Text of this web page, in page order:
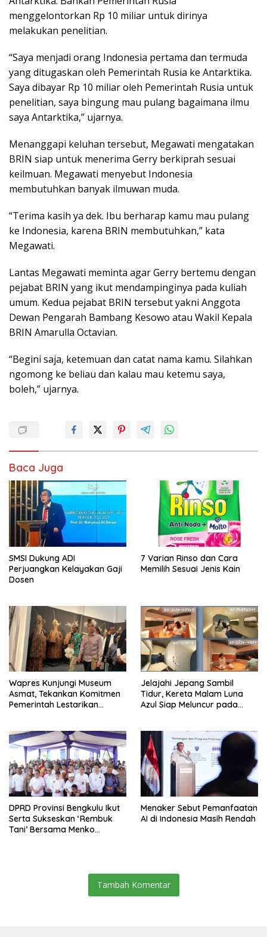
menggelontorkan Rp 10 miliar untuk dirinya
melakukan penelitian.
“Saya menjadi orang Indonesia pertama dan termuda
yang ditugaskan oleh Pemerintah Rusia ke Antarktika.
Saya dibayar Rp 10 miliar oleh Pemerintah Rusia untuk
penelitian, saya bingung mau pulang bagaimana ilmu
saya Antarktika,” ujarnya.
Menanggapi keluhan tersebut, Megawati mengatakan
BRIN siap untuk menerima Gerry berkiprah sesuai
keilmuan. Megawati menyebut Indonesia
membutuhkan banyak ilmuwan muda.
“Terima kasih ya dek. Ibu berharap kamu mau pulang
ke Indonesia, karena BRIN membutuhkan,” kata
Megawati.
Lantas Megawati meminta agar Gerry bertemu dengan
pejabat BRIN yang ikut mendampinginya pada kuliah
umum. Kedua pejabat BRIN tersebut yakni Anggota
Dewan Pengarah Bambang Kesowo atau Wakil Kepala
BRIN Amarulla Octavian.
“Begini saja, ketemuan dan catat nama kamu. Silahkan
ngomong ke beliau dan kalau mau ketemu saya,
boleh,” ujarnya.
Baca Juga
SMSI Dukung ADI
Perjuangkan Kelayakan Gaji
Dosen
7 Varian Rinso dan Cara
Memilih Sesuai Jenis Kain
Wapres Kunjungi Museum
Asmat, Tekankan Komitmen
Pemerintah Lestarikan
Jelajahi Jepang Sambil
Tidur, Kereta Malam Luna
Azul Siap Meluncur pada
DPRD Provinsi Bengkulu Ikut
Serta Sukseskan ‘Rembuk
Tani’ Bersama Menko
Menaker Sebut Pemanfaatan
AI di Indonesia Masih Rendah
Tambah Komentar